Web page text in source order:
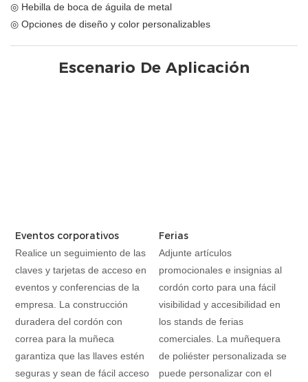
◎ Hebilla de boca de águila de metal
◎ Opciones de diseño y color personalizables
Escenario De Aplicación
Eventos corporativos
Realice un seguimiento de las
claves y tarjetas de acceso en
eventos y conferencias de la
empresa. La construcción
duradera del cordón con
correa para la muñeca
garantiza que las llaves estén
seguras y sean de fácil acceso
Ferias
Adjunte artículos
promocionales e insignias al
cordón corto para una fácil
visibilidad y accesibilidad en
los stands de ferias
comerciales. La muñequera
de poliéster personalizada se
puede personalizar con el